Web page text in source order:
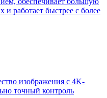
и работает быстрее с более
изображения с 4K-
точный контроль